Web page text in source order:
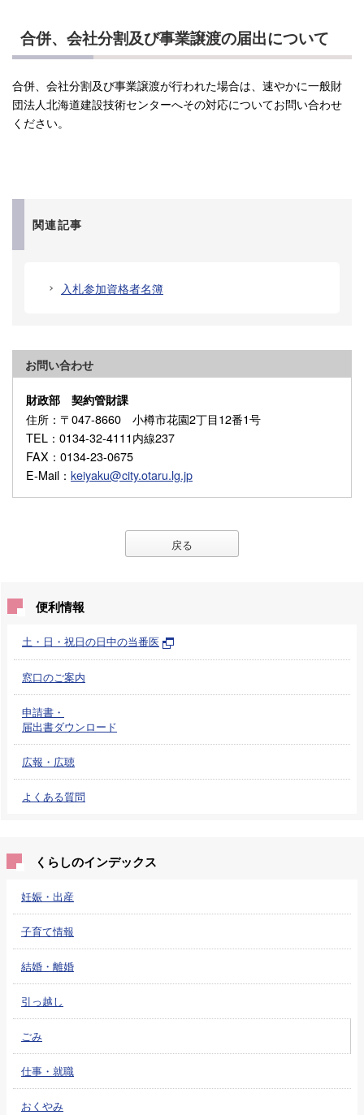
合併、会社分割及び事業譲渡の届出について
合併、会社分割及び事業譲渡が行われた場合は、速やかに一般財
団法人北海道建設技術センターへその対応についてお問い合わせ
ください。
関連記事
入札参加資格者名簿
お問い合わせ
財政部 契約管財課
住所 ：〒047-8660 小樽市花園2丁目12番1号
TEL ：0134-32-4111内線237
FAX ：0134-23-0675
E-Mail ： keiyaku@city.otaru.lg.jp
戻る
便利情報
土・日・祝日の日中の当番医
窓口のご案内
申請書・
届出書ダウンロード
広報・広聴
よくある質問
くらしのインデックス
妊娠・出産
子育て情報
結婚・離婚
引っ越し
ごみ
仕事・就職
おくやみ